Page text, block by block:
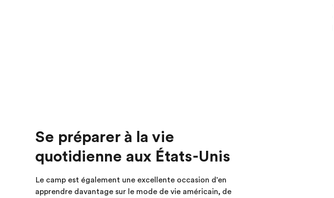
Se préparer à la vie
quotidienne aux États-Unis
Le camp est également une excellente occasion d'en
apprendre davantage sur le mode de vie américain, de